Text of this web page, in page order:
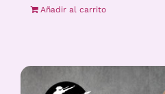
Añadir al carrito